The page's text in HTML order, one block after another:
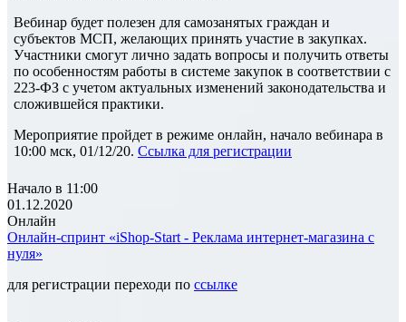
Вебинар будет полезен для самозанятых граждан и
субъектов МСП, желающих принять участие в закупках.
Участники смогут лично задать вопросы и получить ответы
по особенностям работы в системе закупок в соответствии с
223-ФЗ с учетом актуальных изменений законодательства и
сложившейся практики.
Мероприятие пройдет в режиме онлайн, начало вебинара в
10:00 мск, 01/12/20. Ссылка для регистрации
Начало в 11:00
01.12.2020
Онлайн
Онлайн-спринт «iShop-Start - Реклама интернет-магазина с
нуля»
для регистрации переходи по ссылке